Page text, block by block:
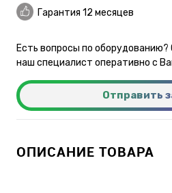
Гарантия 12 месяцев
Есть вопросы по оборудованию?
наш специалист оперативно с
Отправить
ОПИСАНИЕ ТОВАРА